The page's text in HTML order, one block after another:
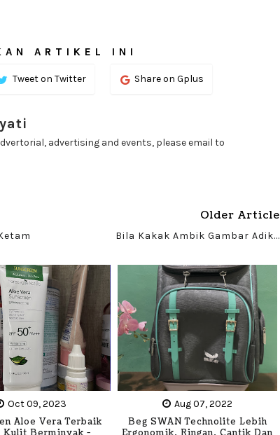
ARTIKEL INI
Tweet on Twitter Share on Gplus
advertising and events, please email to
Older Article
Bila Kakak Ambik Gambar Adik...
Oct 09, 2023
Aloe Vera Terbaik
Aug 07, 2022
Beg SWAN Technolite Lebih